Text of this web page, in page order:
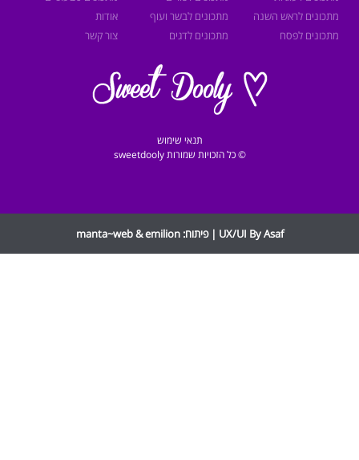
לראש השנה
לפסח
מתכונים לבשר ועוף
מתכונים לדגים
צור קשר
תנאי שימוש
© כל הזכויות שמורות sweetdooly
UX/UI By Asaf | פיתוח: manta~web&emilion